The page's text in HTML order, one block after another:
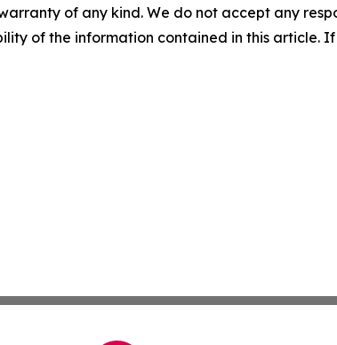
of any kind. We do not accept any
of the information contained in this article.